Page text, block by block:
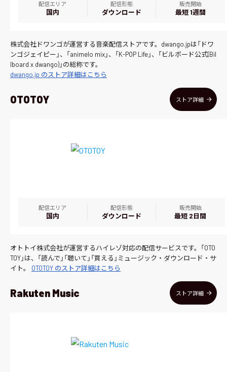
配信エリア
国内
配信形態
ダウンロード
販売開始
最短 1週間
株式会社ドワンゴが運営する音楽配信ストアです。dwango.jpは「ドワ
ンゴジェイピー」、「animelo mix」、「K-POP Life」、「ビルボード公式(Bil
lboard x dwango)」の総称です。
dwango.jp のストア詳細はこちら
OTOTOY ストア詳細
配信エリア
国内
配信形態
ダウンロード
販売開始
最短 2日間
オトトイ株式会社が運営するハイレゾ対応の配信サービスです。「OTO
TOY」は、「読んで」「聴いて」「買える」ミュージック・ダウンロード・サ
イト。 OTOTOY のストア詳細はこちら
Rakuten Music ストア詳細